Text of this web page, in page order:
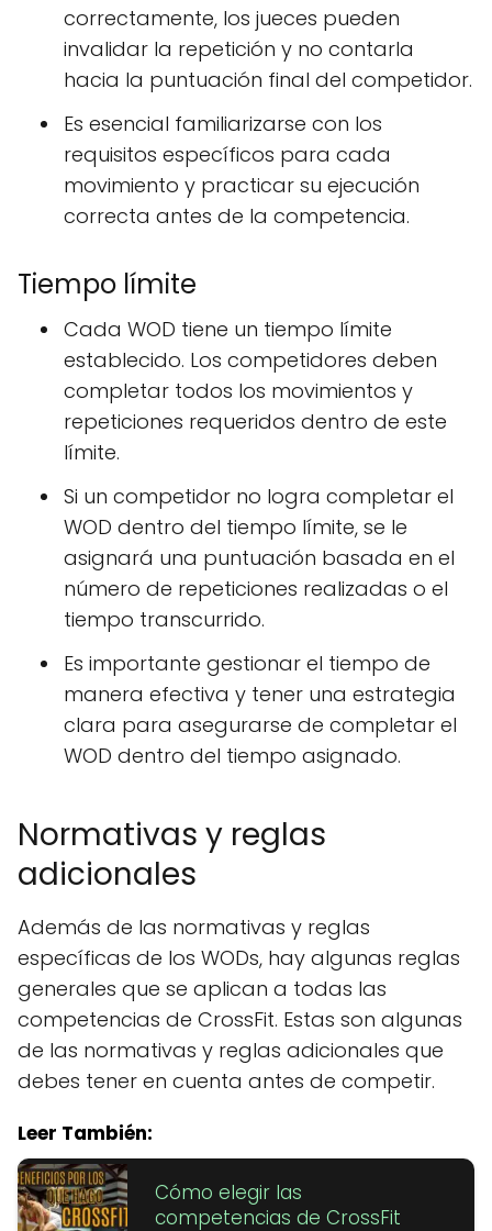
correctamente, los jueces pueden
invalidar la repetición y no contarla
hacia la puntuación final del competidor.
Es esencial familiarizarse con los
requisitos específicos para cada
movimiento y practicar su ejecución
correcta antes de la competencia.
Tiempo límite
Cada WOD tiene un tiempo límite
establecido. Los competidores deben
completar todos los movimientos y
repeticiones requeridos dentro de este
límite.
Si un competidor no logra completar el
WOD dentro del tiempo límite, se le
asignará una puntuación basada en el
número de repeticiones realizadas o el
tiempo transcurrido.
Es importante gestionar el tiempo de
manera efectiva y tener una estrategia
clara para asegurarse de completar el
WOD dentro del tiempo asignado.
Normativas y reglas
adicionales
Además de las normativas y reglas
específicas de los WODs, hay algunas reglas
generales que se aplican a todas las
competencias de CrossFit. Estas son algunas
de las normativas y reglas adicionales que
debes tener en cuenta antes de competir.
Leer También:
Cómo elegir las
competencias de CrossFit